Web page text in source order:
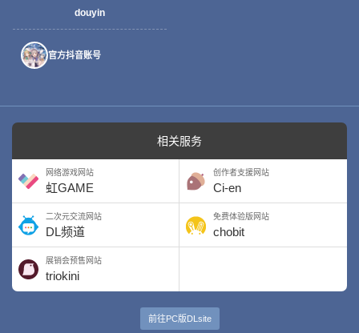
douyin
官方抖音账号
相关服务
网络游戏网站
虹GAME
创作者支援网站
Ci-en
二次元交流网站
DL频道
免费体验版网站
chobit
展销会预售网站
triokini
前往PC版DLsite